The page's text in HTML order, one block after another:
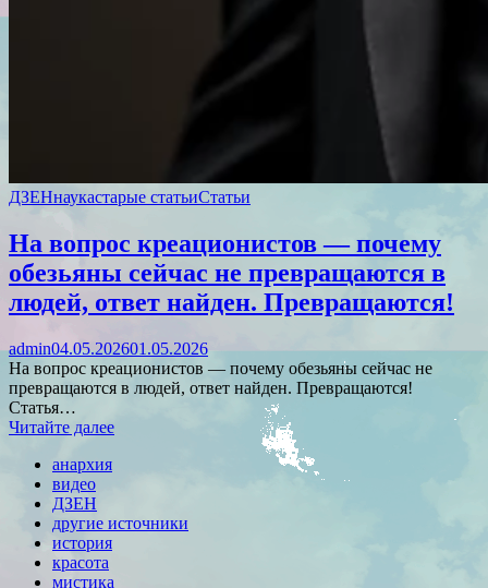
ДЗЕНнаукастарые статьиСтатьи
На вопрос креационистов — почему
обезьяны сейчас не превращаются в
людей, ответ найден. Превращаются!
admin04.05.202601.05.2026
На вопрос креационистов — почему обезьяны сейчас не
превращаются в людей, ответ найден. Превращаются!
Статья…
Читайте далее
анархия
видео
ДЗЕН
другие источники
история
красота
мистика